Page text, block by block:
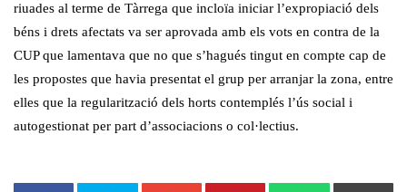
riuades al terme de Tàrrega que incloïa iniciar l’expropiació dels
béns i drets afectats va ser aprovada amb els vots en contra de la
CUP que lamentava que no que s’hagués tingut en compte cap de
les propostes que havia presentat el grup per arranjar la zona, entre
elles que la regularització dels horts contemplés l’ús social i
autogestionat per part d’associacions o col·lectius.